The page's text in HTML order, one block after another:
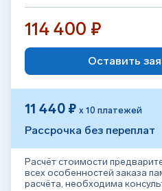
114 400 ₽
Оставить
11 440 ₽ х 10 платежей
Рассрочка без переплат
Расчёт стоимости
всех особенностей заказа
расчёта, необходима